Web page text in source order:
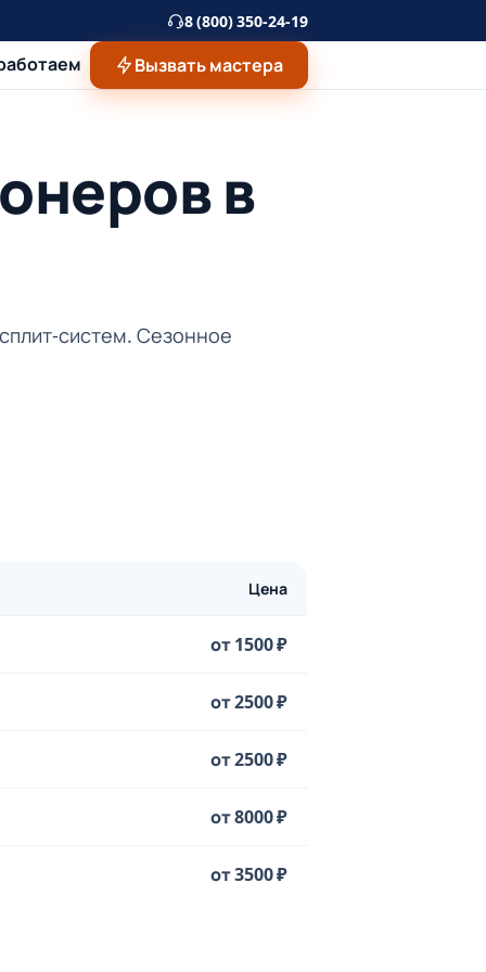
8 (800) 350-24-19
Вызвать мастера
в
систем. Сезонное
Цена
от 1500 ₽
от 2500 ₽
от 2500 ₽
от 8000 ₽
от 3500 ₽